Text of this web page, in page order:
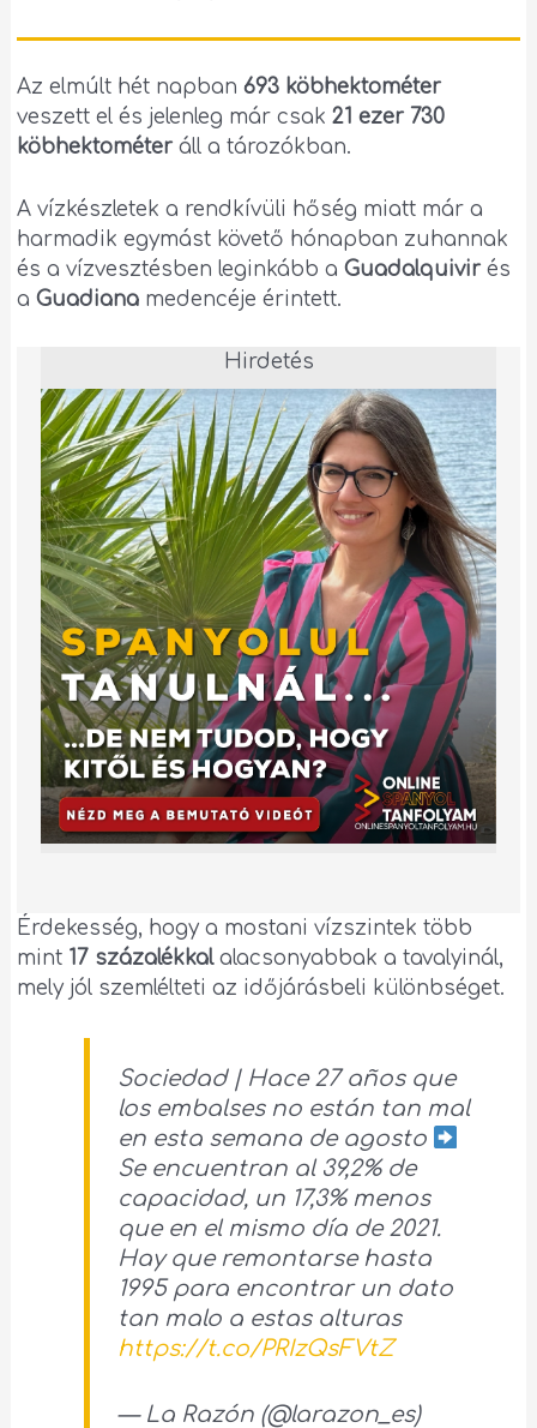
Az elmúlt hét napban693 köbhektométer
veszett el és jelenleg már csak21 ezer 730
köbhektométer áll a tározókban.
A vízkészletek a rendkívüli hőség miatt már a
harmadik egymást követő hónapban zuhannak
és a vízvesztésben leginkább aGuadalquivir és
aGuadiana medencéje érintett.
Hirdetés
Érdekesség, hogy a mostani vízszintek több
mint 17 százalékkalalacsonyabbak a tavalyinál,
mely jól szemlélteti az időjárásbeli különbséget.
Sociedad | Hace 27 años que
los embalses no están tan mal
en esta semana de agosto
Se encuentran al 39,2% de
capacidad, un 17,3% menos
que en el mismo día de 2021.
Hay que remontarse hasta
1995 para encontrar un dato
tan malo a estas alturas
https://t.co/PRIzQsFVtZ
— La Razón (@larazon_es)